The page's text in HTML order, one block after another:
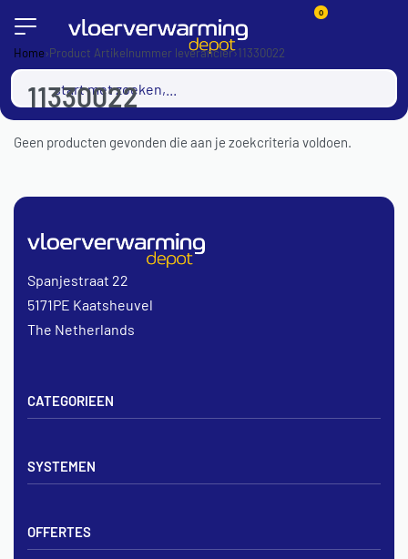
0
Home›Product Artikelnummer leverancier›11330022
11330022
Geen producten gevonden die aan je zoekcriteria voldoen.
CATEGORIEEN
Verdelers
Noppenplaten
Draadmatten
SYSTEMEN
Noppenplaat systeem
OFFERTES
Spanjestraat 22
5171PE Kaatsheuvel
The Netherlands